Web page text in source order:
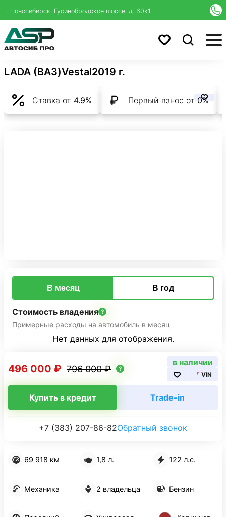
г. Новосибирск, Гусинобродское шоссе, д. 60к1
LADA (ВАЗ)VestaI2019 г.
Ставка от 4.9% Первый взнос от 0%
69 918 км 1,8 л. 122 л.с.
Механика 2 владельца Бензин
496 000 ₽ 796 000 ₽
в наличии
VIN
Купить в кредит Trade-in
+7 (383) 207-86-82Обратный звонок
В месяц В год
Стоимость владения
Примерные расходы на автомобиль в месяц
Нет данных для отображения.